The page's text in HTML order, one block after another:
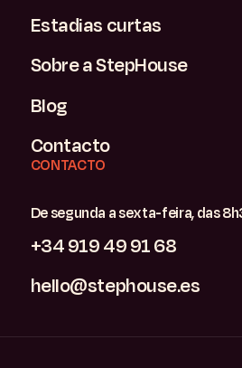
Estadias curtas
Sobre a StepHouse
Blog
Contacto
CONTACTO
De segunda a sexta-feira, das
+34 919 49 91 68
hello@stephouse.es